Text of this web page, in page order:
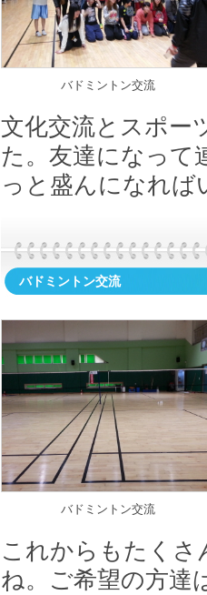
バドミントン交流
文化交流とスポー
た。友達になって
っと盛んになれば
バドミントン交流
バドミントン交流
これからもたくさ
ね。ご希望の方達